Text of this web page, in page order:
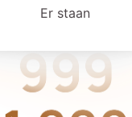
Er staan